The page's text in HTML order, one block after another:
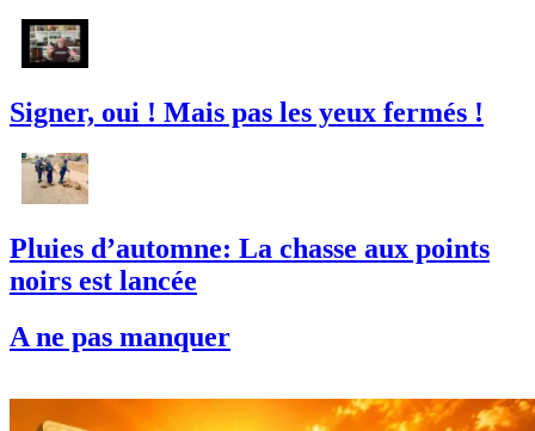
Signer, oui ! Mais pas les yeux fermés !
Pluies d’automne: La chasse aux points
noirs est lancée
A ne pas manquer